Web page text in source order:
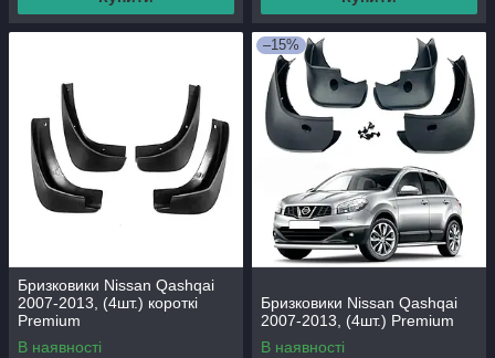
Бризковики Nissan Qashqai
2007-2013, (4шт.) короткі
Premium
В наявності
–15%
Бризковики Nissan Qashqai
2007-2013, (4шт.) Premium
В наявності